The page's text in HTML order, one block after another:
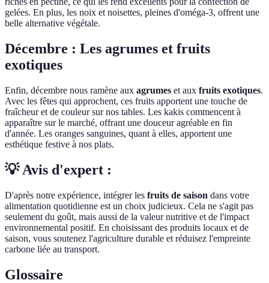
gelées. En plus, les noix et noisettes, pleines d'oméga-3, offrent une
belle alternative végétale.
Décembre : Les agrumes et fruits
exotiques
Enfin, décembre nous ramène aux agrumes et aux fruits exotiques.
Avec les fêtes qui approchent, ces fruits apportent une touche de
fraîcheur et de couleur sur nos tables. Les kakis commencent à
apparaître sur le marché, offrant une douceur agréable en fin
d'année. Les oranges sanguines, quant à elles, apportent une
esthétique festive à nos plats.
💡 Avis d'expert :
D'après notre expérience, intégrer les fruits de saison dans votre
alimentation quotidienne est un choix judicieux. Cela ne s'agit pas
seulement du goût, mais aussi de la valeur nutritive et de l'impact
environnemental positif. En choisissant des produits locaux et de
saison, vous soutenez l'agriculture durable et réduisez l'empreinte
carbone liée au transport.
Glossaire